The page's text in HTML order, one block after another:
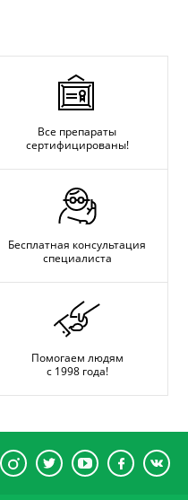
Все препараты
сертифицированы!
Бесплатная консультация
специалиста
Помогаем людям
с 1998 года!